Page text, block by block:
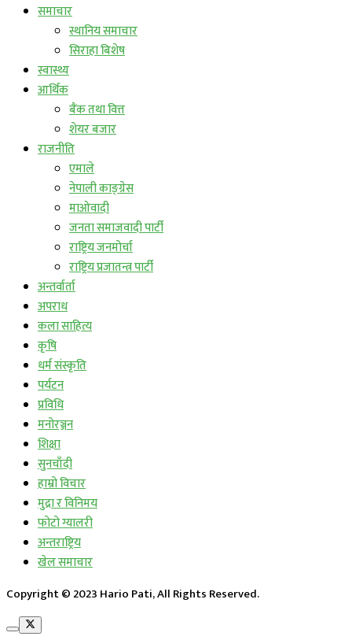
समाचार
स्थानिय समाचार
सिराहा बिशेष
स्वास्थ्य
आर्थिक
बैंक तथा वित्त
शेयर बजार
राजनीति
एमाले
नेपाली काङ्ग्रेस
माओवादी
जनता समाजवादी पार्टी
राष्ट्रिय जनमोर्चा
राष्ट्रिय प्रजातन्त्र पार्टी
अन्तर्वार्ता
अपराध
कला साहित्य
कृषि
धर्म संस्कृति
पर्यटन
प्रविधि
मनोरञ्जन
शिक्षा
सुनचाँदी
हाम्रो विचार
मुद्रा र विनिमय
फोटो ग्यालरी
अन्तराष्ट्रिय
खेल समाचार
Copyright © 2023 Hario Pati, All Rights Reserved.